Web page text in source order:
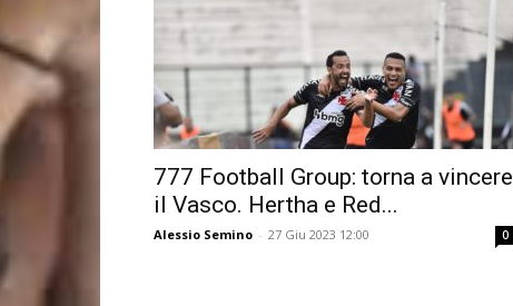
777 Football Group: torna a vincere
il Vasco. Hertha e Red...
Alessio Semino - 27 Giu 2023 12:00 0